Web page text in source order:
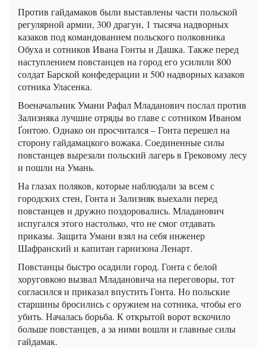
Против гайдамаков были выставлены части польской
регулярной армии, 300 драгун, 1 тысяча надворных
казаков под командованием польского полковника
Обуха и сотников Ивана Гонты и Дашка. Также перед
наступлением повстанцев на город его усилили 800
солдат Барской конфедерации и 500 надворных казаков
сотника Уласенка.
Военачальник Умани Рафал Младанович послал против
Зализняка лучшие отряды во главе с сотником Иваном
Ґонтою. Однако он просчитался – Гонта перешел на
сторону гайдамацкого вожака. Соединенные силы
повстанцев вырезали польский лагерь в Грековому лесу
и пошли на Умань.
На глазах поляков, которые наблюдали за всем с
городских стен, Гонта и Зализняк выехали перед
повстанцев и дружно поздоровались. Младанович
испугался этого настолько, что не смог отдавать
приказы. Защита Умани взял на себя инженер
Шафранский и капитан гарнизона Ленарт.
Повстанцы быстро осадили город. Гонта с белой
хоруговкою вызвал Младановича на переговоры, тот
согласился и приказал впустить Гонта. Но польские
старшины бросились с оружием на сотника, чтобы его
убить. Началась борьба. К открытой ворот вскочило
больше повстанцев, а за ними вошли и главные силы
гайдамак.